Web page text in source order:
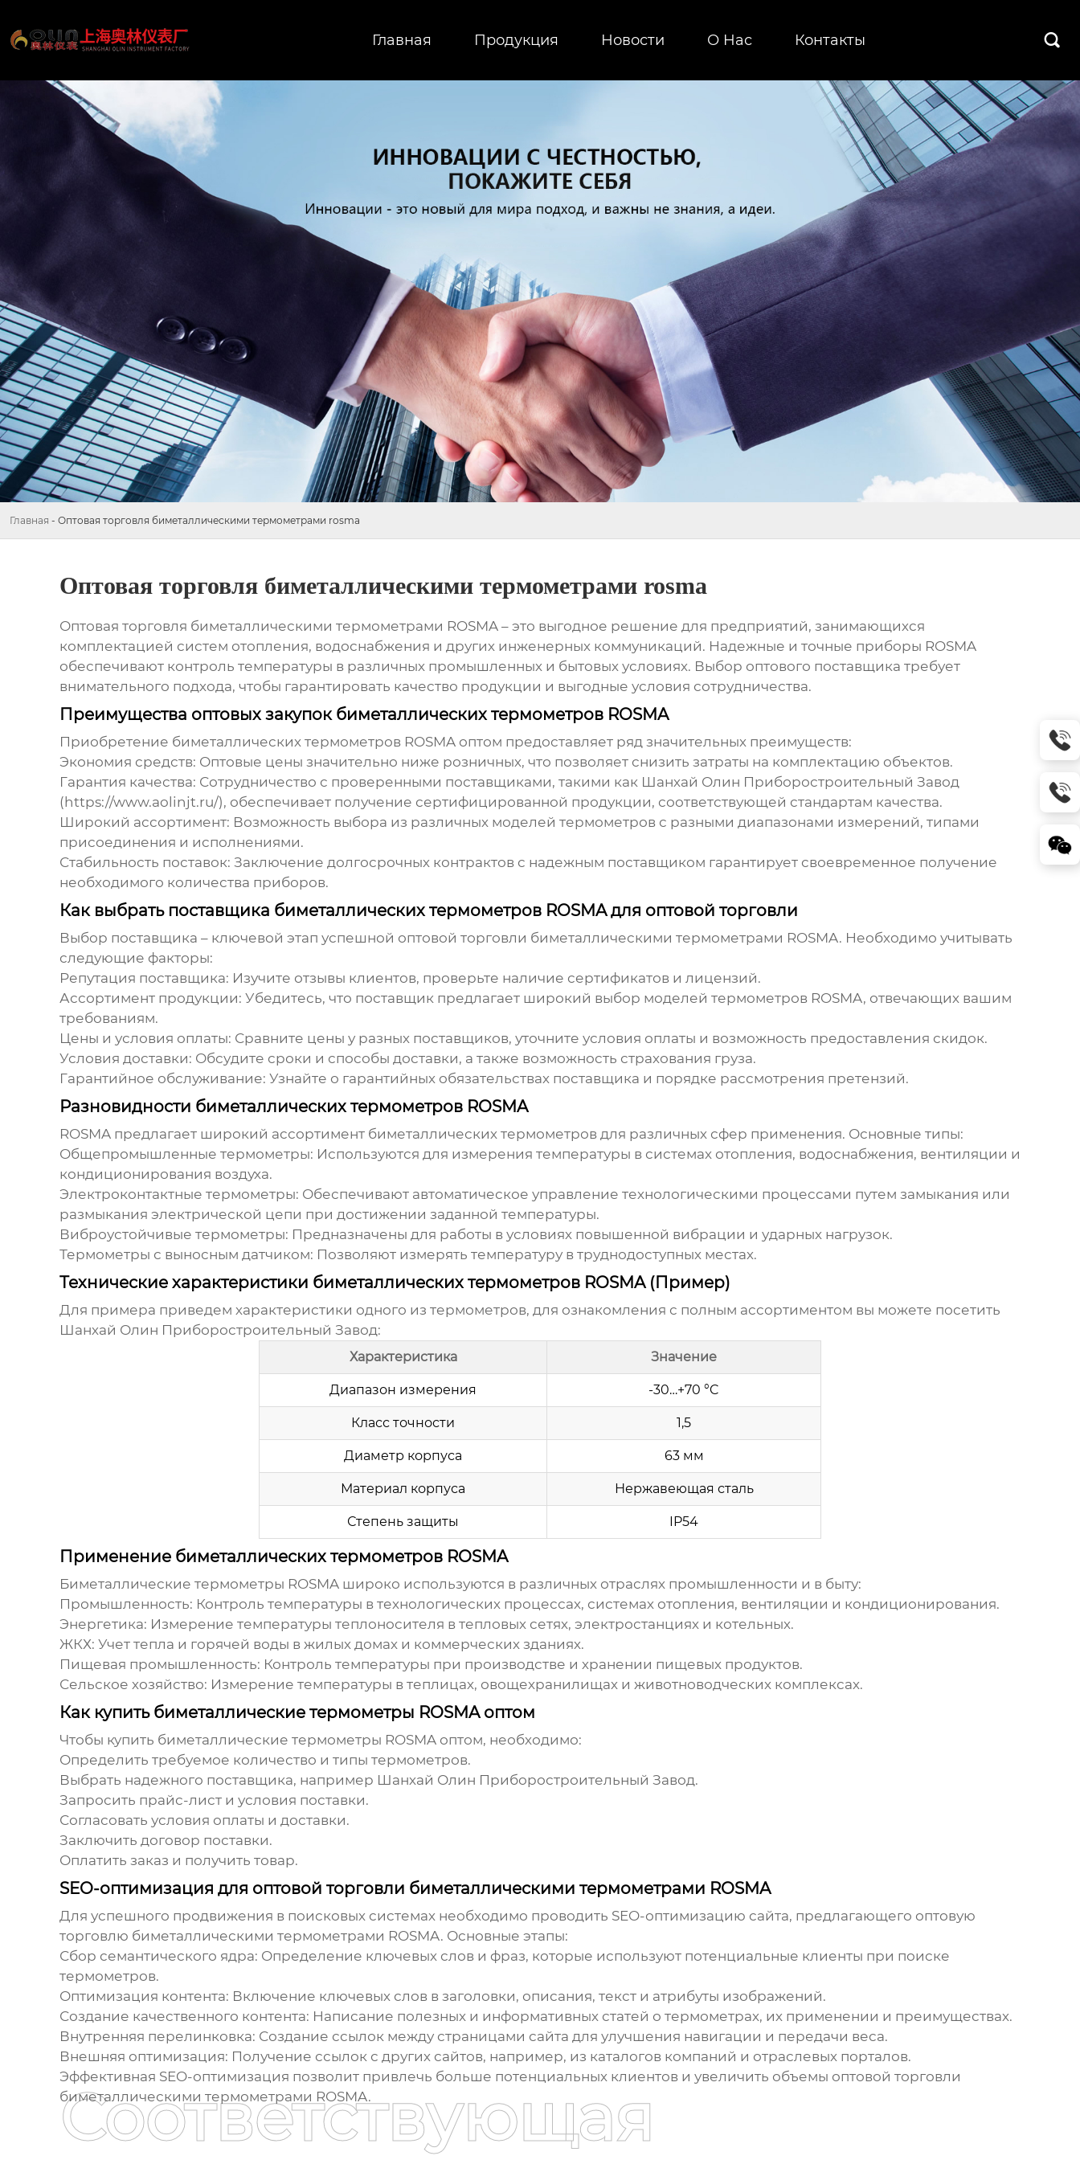
Главная Продукция Новости О Hас Контакты 
Главная - Оптовая торговля биметаллическими термометрами rosma
Оптовая торговля биметаллическими термометрами rosma
Оптовая торговля биметаллическими термометрами ROSMA– это выгодное решение для предприятий, занимающихся
комплектацией систем отопления, водоснабжения и других инженерных коммуникаций. Надежные и точные приборы ROSMA
обеспечивают контроль температуры в различных промышленных и бытовых условиях. Выбор оптового поставщика требует
внимательного подхода, чтобы гарантировать качество продукции и выгодные условия сотрудничества.
Преимущества оптовых закупок биметаллических термометров ROSMA
Приобретение биметаллических термометров ROSMA оптом предоставляет ряд значительных преимуществ:
Экономия средств: Оптовые цены значительно ниже розничных, что позволяет снизить затраты на комплектацию объектов.
Гарантия качества: Сотрудничество с проверенными поставщиками, такими как Шанхай Олин Приборостроительный Завод
(https://www.aolinjt.ru/), обеспечивает получение сертифицированной продукции, соответствующей стандартам качества.
Широкий ассортимент: Возможность выбора из различных моделей термометров с разными диапазонами измерений, типами
присоединения и исполнениями.
Стабильность поставок: Заключение долгосрочных контрактов с надежным поставщиком гарантирует своевременное получение
необходимого количества приборов.
Как выбрать поставщика биметаллических термометров ROSMA для оптовой торговли
Выбор поставщика – ключевой этап успешной оптовой торговли биметаллическими термометрами ROSMA. Необходимо учитывать
следующие факторы:
Репутация поставщика: Изучите отзывы клиентов, проверьте наличие сертификатов и лицензий.
Ассортимент продукции: Убедитесь, что поставщик предлагает широкий выбор моделей термометров ROSMA, отвечающих вашим
требованиям.
Цены и условия оплаты: Сравните цены у разных поставщиков, уточните условия оплаты и возможность предоставления скидок.
Условия доставки: Обсудите сроки и способы доставки, а также возможность страхования груза.
Гарантийное обслуживание: Узнайте о гарантийных обязательствах поставщика и порядке рассмотрения претензий.
Разновидности биметаллических термометров ROSMA
ROSMA предлагает широкий ассортимент биметаллических термометровдля различных сфер применения. Основные типы:
Общепромышленные термометры: Используются для измерения температуры в системах отопления, водоснабжения, вентиляции и
кондиционирования воздуха.
Электроконтактные термометры: Обеспечивают автоматическое управление технологическими процессами путем замыкания или
размыкания электрической цепи при достижении заданной температуры.
Виброустойчивые термометры: Предназначены для работы в условиях повышенной вибрации и ударных нагрузок.
Термометры с выносным датчиком: Позволяют измерять температуру в труднодоступных местах.
Технические характеристики биметаллических термометров ROSMA (Пример)
Для примера приведем характеристики одного из термометров, для ознакомления с полным ассортиментом вы можете посетить
Шанхай Олин Приборостроительный Завод:
Характеристика Значение
Диапазон измерения -30…+70 °C
Класс точности 1,5
Диаметр корпуса 63 мм
Материал корпуса Нержавеющая сталь
Степень защиты IP54
Применение биметаллических термометров ROSMA
Биметаллические термометры ROSMAшироко используются в различных отраслях промышленности и в быту:
Промышленность: Контроль температуры в технологических процессах, системах отопления, вентиляции и кондиционирования.
Энергетика: Измерение температуры теплоносителя в тепловых сетях, электростанциях и котельных.
ЖКХ: Учет тепла и горячей воды в жилых домах и коммерческих зданиях.
Пищевая промышленность: Контроль температуры при производстве и хранении пищевых продуктов.
Сельское хозяйство: Измерение температуры в теплицах, овощехранилищах и животноводческих комплексах.
Как купить биметаллические термометры ROSMA оптом
Чтобы купить биметаллические термометры ROSMA оптом, необходимо:
Определить требуемое количество и типы термометров.
Выбрать надежного поставщика, например Шанхай Олин Приборостроительный Завод.
Запросить прайс-лист и условия поставки.
Согласовать условия оплаты и доставки.
Заключить договор поставки.
Оплатить заказ и получить товар.
SEO-оптимизация для оптовой торговли биметаллическими термометрами ROSMA
Для успешного продвижения в поисковых системах необходимо проводить SEO-оптимизацию сайта, предлагающего оптовую
торговлю биметаллическими термометрами ROSMA. Основные этапы:
Сбор семантического ядра: Определение ключевых слов и фраз, которые используют потенциальные клиенты при поиске
термометров.
Оптимизация контента: Включение ключевых слов в заголовки, описания, текст и атрибуты изображений.
Создание качественного контента: Написание полезных и информативных статей о термометрах, их применении и преимуществах.
Внутренняя перелинковка: Создание ссылок между страницами сайта для улучшения навигации и передачи веса.
Внешняя оптимизация: Получение ссылок с других сайтов, например, из каталогов компаний и отраслевых порталов.
Эффективная SEO-оптимизация позволит привлечь больше потенциальных клиентов и увеличить объемы оптовой торговли
биметаллическими термометрами ROSMA.
Соответствующая